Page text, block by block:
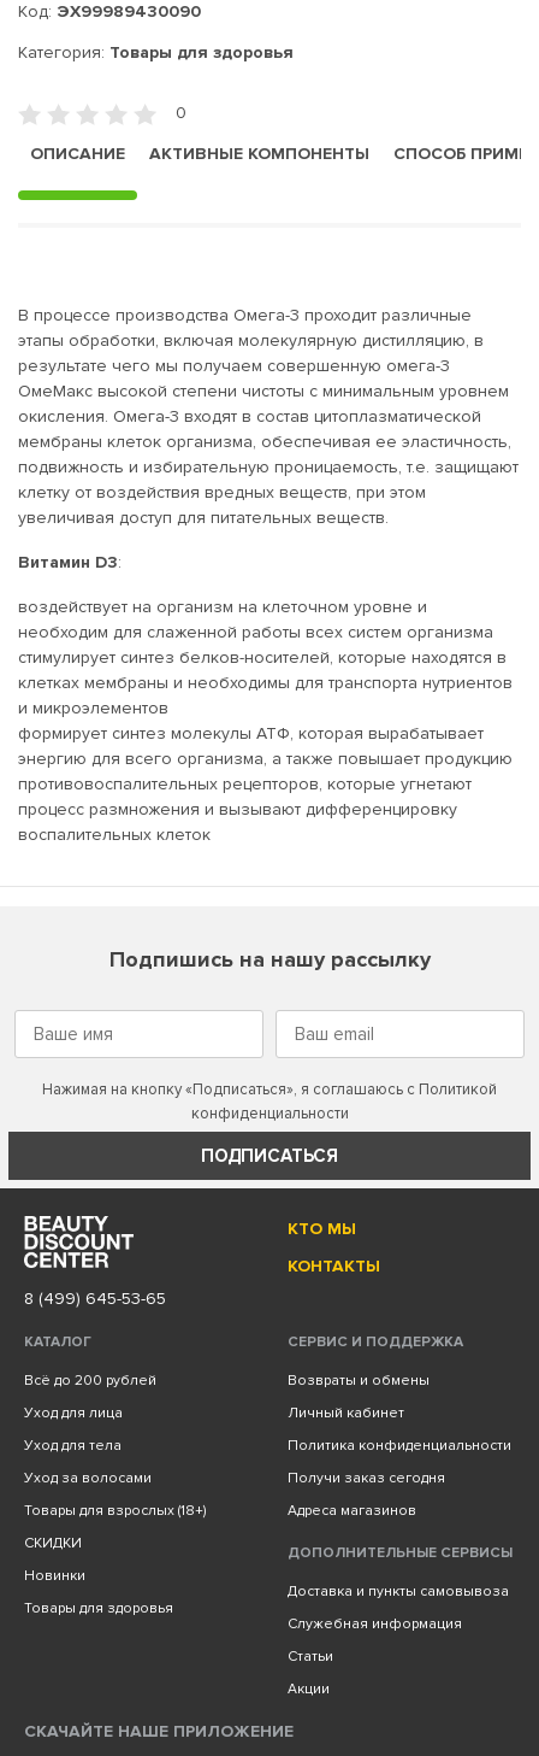
Код: ЭХ99989430090
Категория: Товары для здоровья
0
ОПИСАНИЕ
АКТИВНЫЕ КОМПОНЕНТЫ СПОСОБ
В процессе производства Омега-3 проходит различные
этапы обработки, включая молекулярную дистилляцию, в
результате чего мы получаем совершенную омега-3
ОмеМакс высокой степени чистоты с минимальным уровнем
окисления. Омега-3 входят в состав цитоплазматической
мембраны клеток организма, обеспечивая ее эластичность,
подвижность и избирательную проницаемость, т.е. защищают
клетку от воздействия вредных веществ, при этом
увеличивая доступ для питательных веществ.
Витамин D3:
воздействует на организм на клеточном уровне и
необходим для слаженной работы всех систем организма
стимулирует синтез белков-носителей, которые находятся в
клетках мембраны и необходимы для транспорта нутриентов
и микроэлементов
формирует синтез молекулы АТФ, которая вырабатывает
энергию для всего организма, а также повышает продукцию
противовоспалительных рецепторов, которые угнетают
процесс размножения и вызывают дифференцировку
воспалительных клеток
Подпишись на нашу рассылку
Нажимая на кнопку «Подписаться», я соглашаюсь с Политикой
конфиденциальности
ПОДПИСАТЬСЯ
КТО МЫ
КОНТАКТЫ
8 (499) 645-53-65
КАТАЛОГ
Всё до 200 рублей
Уход для лица
Уход для тела
Уход за волосами
Товары для взрослых (18+)
СКИДКИ
Новинки
Товары для здоровья
СЕРВИС И ПОДДЕРЖКА
Возвраты и обмены
Личный кабинет
Политика конфиденциальности
Получи заказ сегодня
Адреса магазинов
ДОПОЛНИТЕЛЬНЫЕ СЕРВИСЫ
Доставка и пункты самовывоза
Служебная информация
Статьи
Акции
СКАЧАЙТЕ НАШЕ ПРИЛОЖЕНИЕ